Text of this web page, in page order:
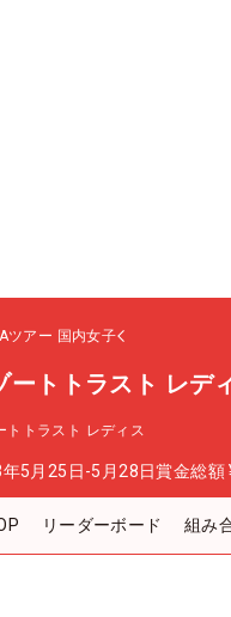
ツアー 国内女子
ートトラスト レデ
トトラスト レディス
5月25日-5月28日賞金総額
リーダーボード 組み